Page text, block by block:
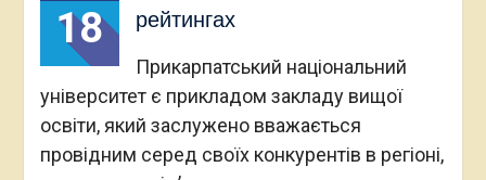
18
рейтингах
Прикарпатський національний
університет є прикладом закладу вищої
освіти, який заслужено вважається
провідним серед своїх конкурентів в регіоні,